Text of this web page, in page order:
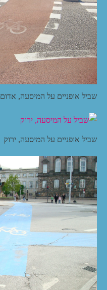
שביל אופניים על המיסעה, אדום
שביל אופניים על המיסעה, ירוק